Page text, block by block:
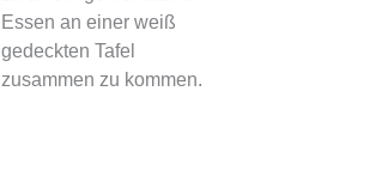
Essen an einer weiß
gedeckten Tafel
zusammen zu kommen.